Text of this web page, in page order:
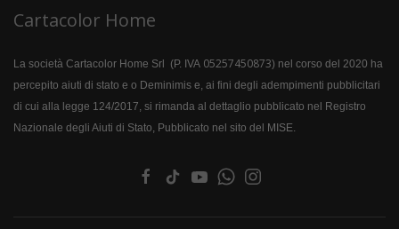
Cartacolor Home
La società Cartacolor Home Srl (P. IVA 05257450873) nel corso del 2020 ha
percepito aiuti di stato e o Deminimis e, ai fini degli adempimenti pubblicitari
di cui alla legge 124/2017, si rimanda al dettaglio pubblicato nel Registro
Nazionale degli Aiuti di Stato, Pubblicato nel sito del MISE.